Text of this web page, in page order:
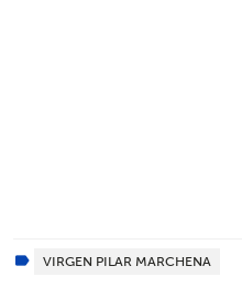
VIRGEN PILAR MARCHENA